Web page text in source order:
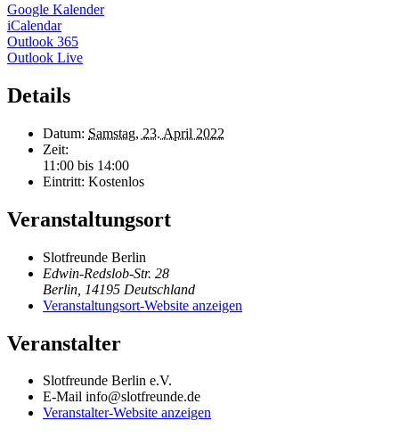
Google Kalender
iCalendar
Outlook 365
Outlook Live
Details
Datum: Samstag, 23. April 2022
Zeit:
11:00 bis 14:00
Eintritt: Kostenlos
Veranstaltungsort
Slotfreunde Berlin
Edwin-Redslob-Str. 28
Berlin 14195 Deutschland
Veranstaltungsort-Website anzeigen
Veranstalter
Slotfreunde Berlin e.V.
E-Mail info@slotfreunde.de
Veranstalter-Website anzeigen